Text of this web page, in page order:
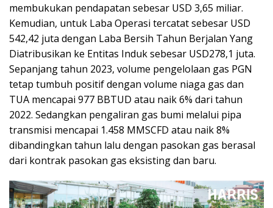
membukukan pendapatan sebesar USD 3,65 miliar.
Kemudian, untuk Laba Operasi tercatat sebesar USD
542,42 juta dengan Laba Bersih Tahun Berjalan Yang
Diatribusikan ke Entitas Induk sebesar USD278,1 juta.
Sepanjang tahun 2023, volume pengelolaan gas PGN
tetap tumbuh positif dengan volume niaga gas dan
TUA mencapai 977 BBTUD atau naik 6% dari tahun
2022. Sedangkan pengaliran gas bumi melalui pipa
transmisi mencapai 1.458 MMSCFD atau naik 8%
dibandingkan tahun lalu dengan pasokan gas berasal
dari kontrak pasokan gas eksisting dan baru.